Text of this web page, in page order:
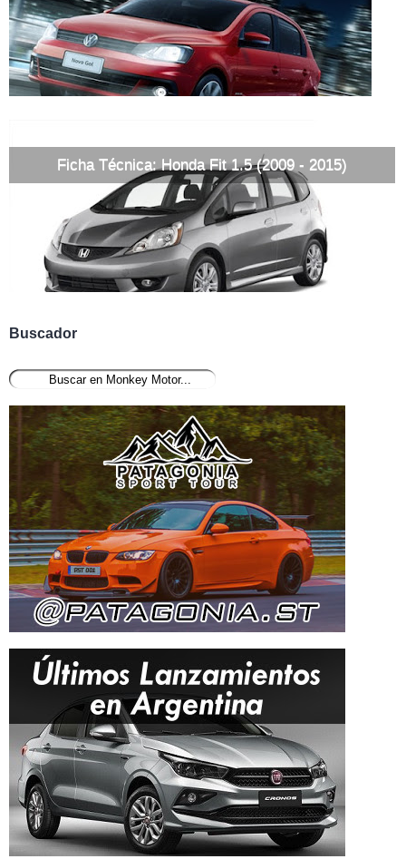
Ficha Técnica: Honda Fit 1.5 (2009 - 2015)
Buscador